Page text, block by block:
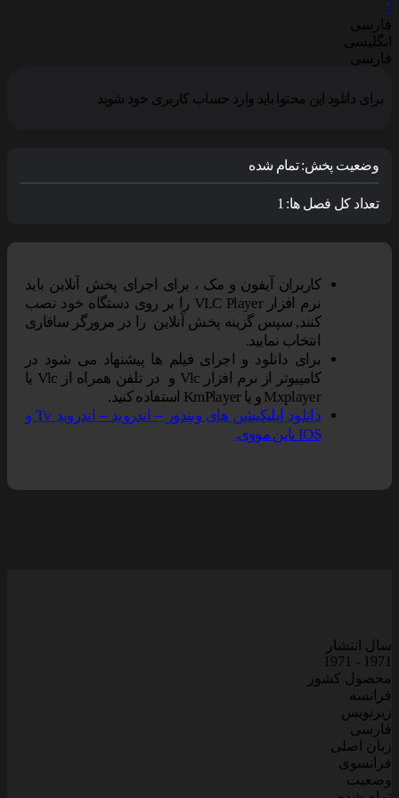
7
فارسی
انگلیسی
فارسی
برای دانلود این محتوا باید وارد حساب کاربری خود شوید
وضعیت پخش:تمام شده
تعداد کل فصل ها: 1
کاربران آیفون و مک ، برای اجرای پخش آنلاین باید
نرم افزار VLC Player را بر روی دستگاه خود نصب
کنند, سپس گزینه پخش آنلاین را در مرورگر سافاری
انتخاب نمایید.
برای دانلود و اجرای فیلم ها پیشنهاد می شود در
کامپیوتر از نرم افزار Vlc و در تلفن همراه از Vlc یا
Mxplayer و یا KmPlayer استفاده کنید.
دانلود اپلیکیشن های ویندوز – اندروید – اندروید Tv و
IOS ناین مووی.
سال انتشار
1971 - 1971
محصول کشور
فرانسه
زیرنویس
فارسی
زبان اصلی
فرانسوی
وضعیت